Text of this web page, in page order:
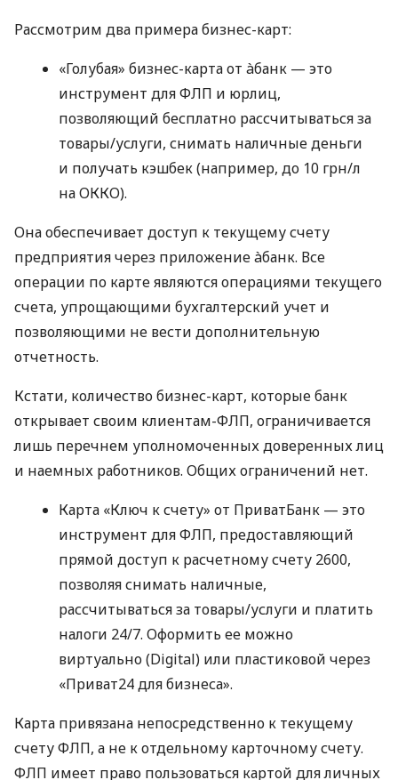
Рассмотрим два примера бизнес-карт:
«Голубая» бизнес-карта от àбанк — это
инструмент для ФЛП и юрлиц,
позволяющий бесплатно рассчитываться за
товары/услуги, снимать наличные деньги
и получать кэшбек (например, до 10 грн/л
на ОККО).
Она обеспечивает доступ к текущему счету
предприятия через приложение àбанк. Все
операции по карте являются операциями текущего
счета, упрощающими бухгалтерский учет и
позволяющими не вести дополнительную
отчетность.
Кстати, количество бизнес-карт, которые банк
открывает своим клиентам-ФЛП, ограничивается
лишь перечнем уполномоченных доверенных лиц
и наемных работников. Общих ограничений нет.
Карта «Ключ к счету» от ПриватБанк — это
инструмент для ФЛП, предоставляющий
прямой доступ к расчетному счету 2600,
позволяя снимать наличные,
рассчитываться за товары/услуги и платить
налоги 24/7. Оформить ее можно
виртуально (Digital) или пластиковой через
«Приват24 для бизнеса».
Карта привязана непосредственно к текущему
счету ФЛП, а не к отдельному карточному счету.
ФЛП имеет право пользоваться картой для личных